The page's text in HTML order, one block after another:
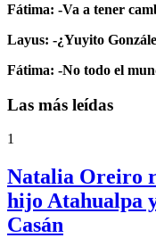
Fátima: -Va a tener
Layus: -¿Yuyito
Fátima: -No todo el
Las más leídas
1
Natalia Oreiro
hijo Atahualpa
Casán